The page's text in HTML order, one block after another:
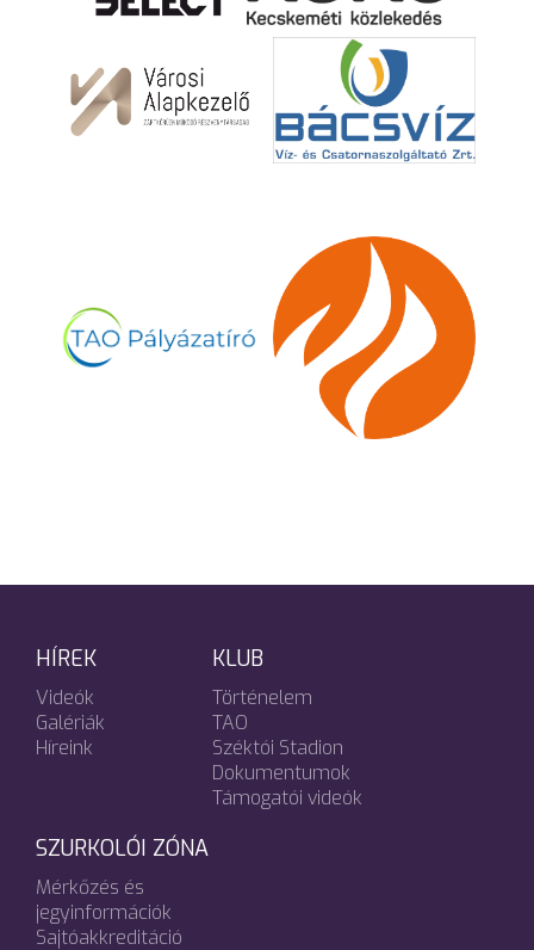
HÍREK
Videók
Galériák
Híreink
KLUB
Történelem
TAO
Széktói Stadion
Dokumentumok
Támogatói videók
SZURKOLÓI ZÓNA
Mérkőzés és
jegyinformációk
Sajtóakkreditáció